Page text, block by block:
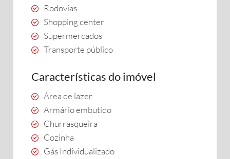
Rodovias
Shopping center
Supermercados
Transporte público
Características do imóvel
Área de lazer
Armário embutido
Churrasqueira
Cozinha
Gás Individualizado